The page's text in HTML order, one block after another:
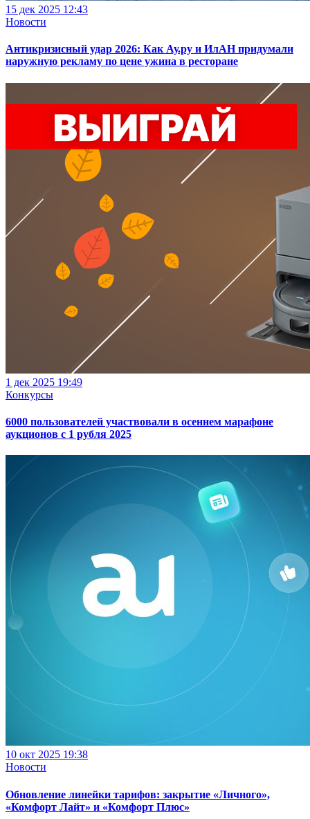
15 дек 2025 12:43
Новости
Антикризисный удар 2026: Как Ау.ру и ИлАН придумали
наружную рекламу по цене ужина в ресторане
1 дек 2025 19:49
Конкурсы
6000 пользователей участвовали в осеннем марафоне
аукционов с 1 рубля 2025
10 окт 2025 19:38
Новости
Обновление линейки тарифов: закрытие «Личного»,
«Комфорт Лайт» и «Комфорт Плюс»